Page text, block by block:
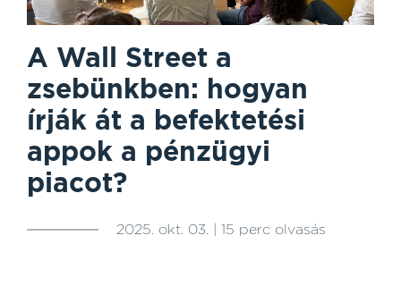
A Wall Street a
zsebünkben: hogyan
írják át a befektetési
appok a pénzügyi
piacot?
2025. okt. 03. | 15 perc olvasás